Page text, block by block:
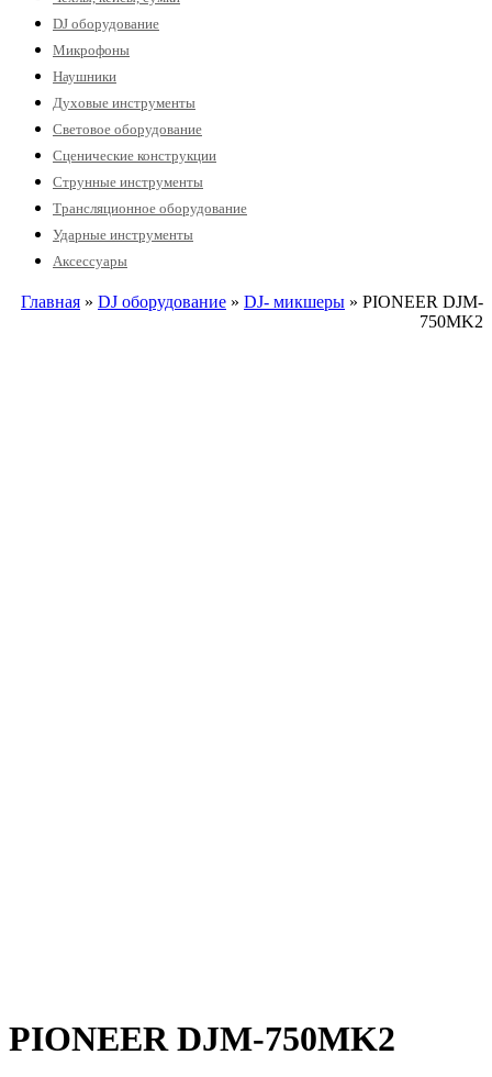
DJ оборудование
Микрофоны
Наушники
Духовые инструменты
Световое оборудование
Сценические конструкции
Струнные инструменты
Трансляционное оборудование
Ударные инструменты
Аксессуары
Главная » DJ оборудование » DJ- микшеры » PIONEER DJM-
750MK2
PIONEER DJM-750MK2